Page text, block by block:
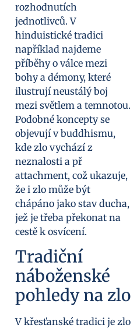
rozhodnutích
jednotlivců. V
hinduistické tradici
například najdeme
příběhy o válce mezi
bohy a démony, které
ilustrují neustálý boj
mezi světlem a temnotou.
Podobné koncepty se
objevují v buddhismu,
kde zlo vychází z
neznalosti a př
attachment, což ukazuje,
že i zlo může být
chápáno jako stav ducha,
jež je třeba překonat na
cestě k osvícení.
Tradiční
náboženské
pohledy na zlo
V křesťanské tradici je zlo